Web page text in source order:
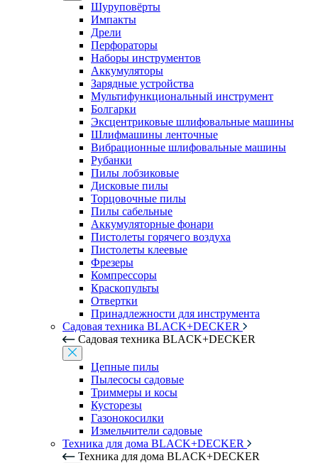
Шуруповёрты
Импакты
Дрели
Перфораторы
Наборы инструментов
Аккумуляторы
Зарядные устройства
Мультифункциональный инструмент
Болгарки
Эксцентриковые шлифовальные машины
Шлифмашины ленточные
Вибрационные шлифовальные машины
Рубанки
Пилы лобзиковые
Дисковые пилы
Торцовочные пилы
Пилы сабельные
Аккумуляторные фонари
Пистолеты горячего воздуха
Пистолеты клеевые
Фрезеры
Компрессоры
Краскопульты
Отвертки
Принадлежности для инструмента
Садовая техника BLACK+DECKER
Садовая техника BLACK+DECKER
Цепные пилы
Пылесосы садовые
Триммеры и косы
Кусторезы
Газонокосилки
Измельчители садовые
Техника для дома BLACK+DECKER
Техника для дома BLACK+DECKER